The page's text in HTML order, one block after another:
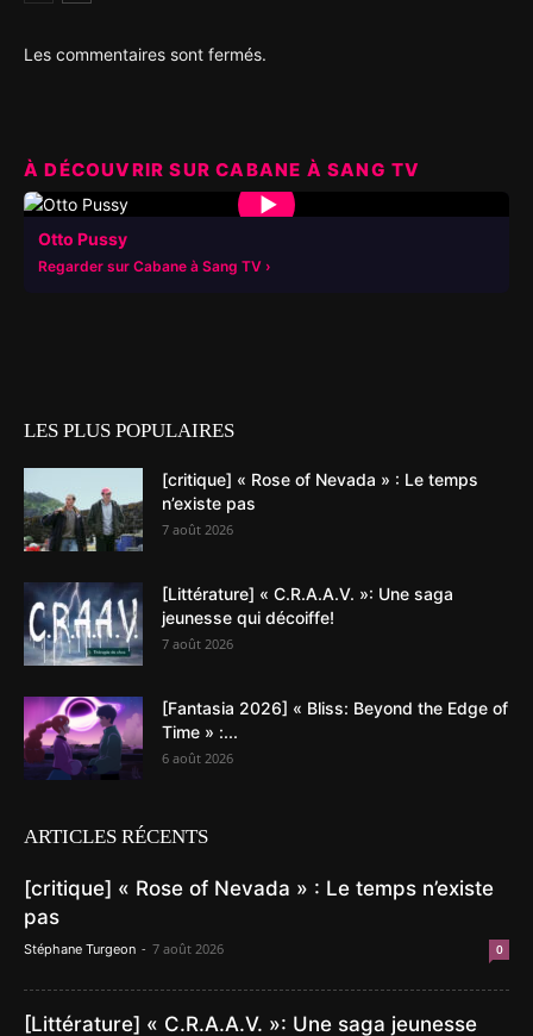
Les commentaires sont fermés.
À DÉCOUVRIR SUR CABANE À SANG TV
▶
Otto Pussy
Regarder sur Cabane à Sang TV
LES PLUS POPULAIRES
[critique] « Rose of Nevada » : Le temps
n’existe pas
7 août 2026
[Littérature] « C.R.A.A.V. »: Une saga
jeunesse qui décoiffe!
7 août 2026
[Fantasia 2026] « Bliss: Beyond the Edge of
Time » :...
6 août 2026
ARTICLES RÉCENTS
[critique] « Rose of Nevada » : Le temps n’existe
pas
Stéphane Turgeon - 7 août 2026 0
[Littérature] « C.R.A.A.V. »: Une saga jeunesse